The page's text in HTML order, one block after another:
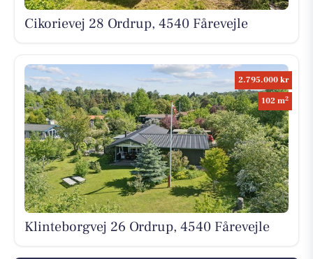
Cikorievej 28 Ordrup, 4540 Fårevejle
2.795.000 kr
102 m2
Klinteborgvej 26 Ordrup, 4540 Fårevejle